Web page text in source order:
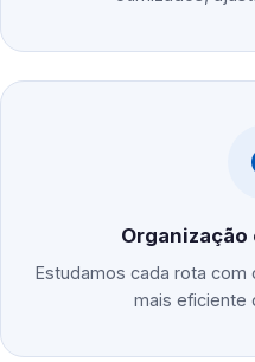
Estudamos cada rota com
mais eficiente